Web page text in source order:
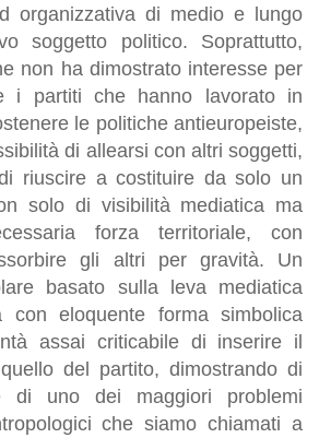
organizzativa di medio e lungo
soggetto politico. Soprattutto,
non ha dimostrato interesse per
i partiti che hanno lavorato in
le politiche antieuropeiste,
di allearsi con altri soggetti,
riuscire a costituire da solo un
solo di visibilità mediatica ma
forza territoriale, con
gli altri per gravità. Un
basato sulla leva mediatica
con eloquente forma simbolica
assai criticabile di inserire il
del partito, dimostrando di
di uno dei maggiori problemi
che siamo chiamati a